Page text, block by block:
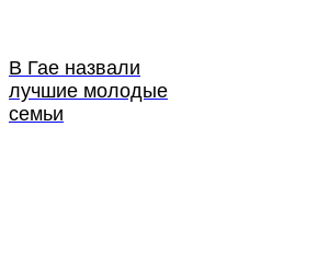
В Гае назвали
лучшие молодые
семьи